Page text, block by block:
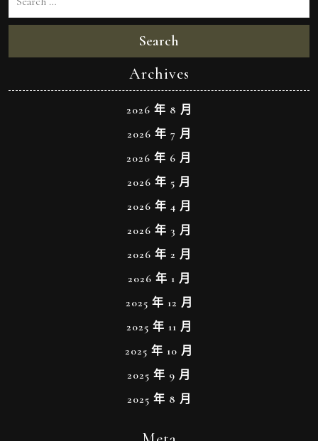
Search
Archives
2026 年 8 月
2026 年 7 月
2026 年 6 月
2026 年 5 月
2026 年 4 月
2026 年 3 月
2026 年 2 月
2026 年 1 月
2025 年 12 月
2025 年 11 月
2025 年 10 月
2025 年 9 月
2025 年 8 月